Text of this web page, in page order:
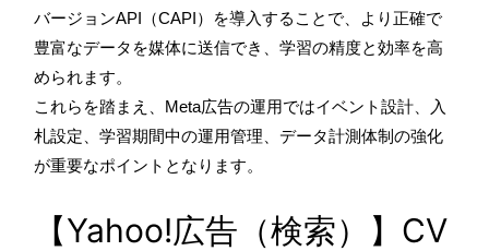
バージョンAPI（CAPI）を導入することで、より正確で
豊富なデータを媒体に送信でき、学習の精度と効率を高
められます。
これらを踏まえ、Meta広告の運用ではイベント設計、入
札設定、学習期間中の運用管理、データ計測体制の強化
が重要なポイントとなります。
【Yahoo!広告（検索）】CV